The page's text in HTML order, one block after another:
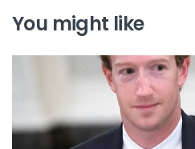
You might like